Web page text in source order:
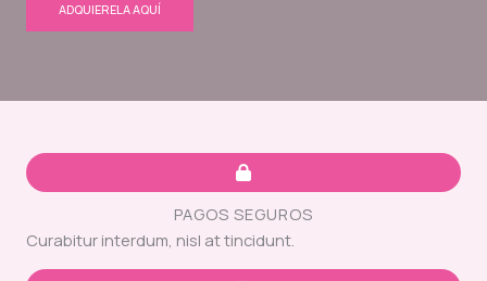
ADQUIERELA AQUÍ
PAGOS SEGUROS
Curabitur interdum, nisl at tincidunt.